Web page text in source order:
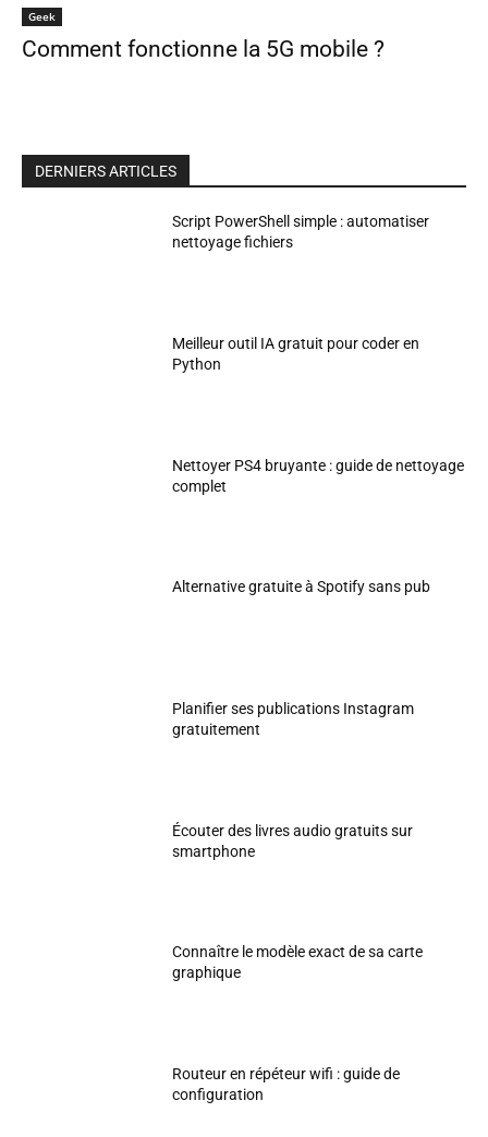
Geek
Comment fonctionne la 5G mobile ?
DERNIERS ARTICLES
Script PowerShell simple : automatiser
nettoyage fichiers
Meilleur outil IA gratuit pour coder en
Python
Nettoyer PS4 bruyante : guide de nettoyage
complet
Alternative gratuite à Spotify sans pub
Planifier ses publications Instagram
gratuitement
Écouter des livres audio gratuits sur
smartphone
Connaître le modèle exact de sa carte
graphique
Routeur en répéteur wifi : guide de
configuration